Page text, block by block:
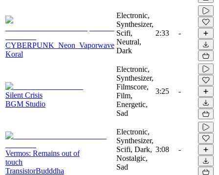
CYBERPUNK_Neon_Vaporwave
Koral
Electronic,
Synthesizer,
Scifi,
Neutral,
Dark
2:33 -
Silent Crisis
BGM Studio
Electronic,
Synthesizer,
Filmscore,
Film,
Energetic,
Sad
3:25 -
Vermos: Remains out of
touch
TransistorBudddha
Electronic,
Synthesizer,
Scifi, Dark,
Nostalgic,
Sad
3:08 -